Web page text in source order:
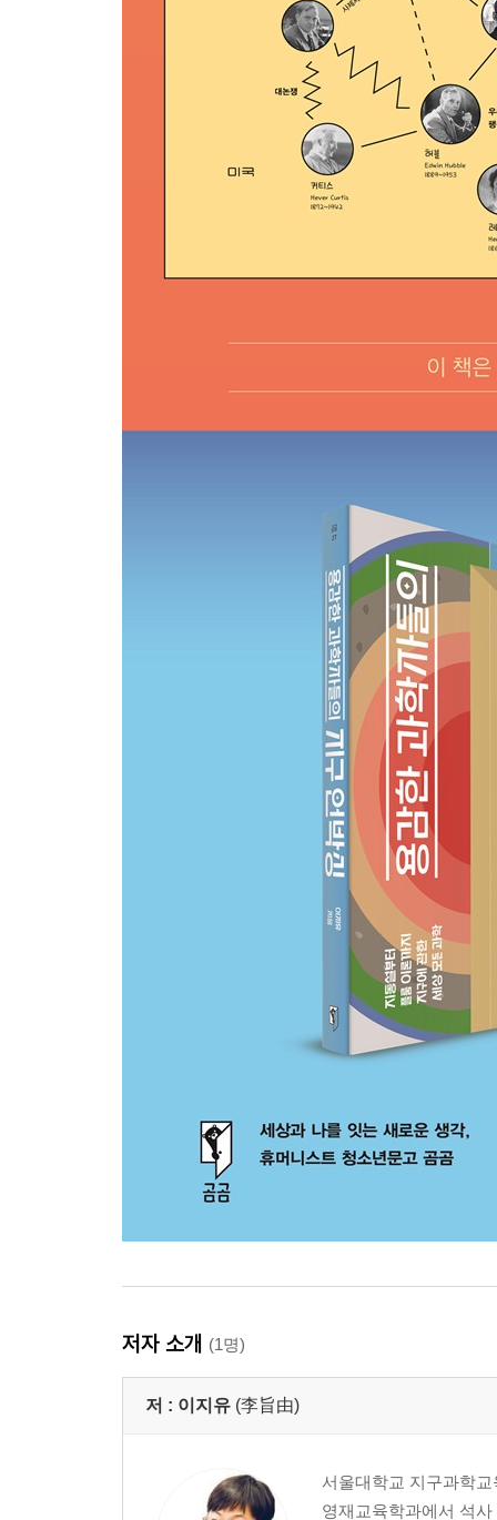
저자 소개 (1명)
저 : 이지유 (李旨由)
서울대학교 지구과학
영재교육학과에서 석